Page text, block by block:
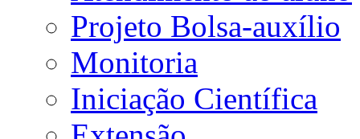
Projeto Bolsa-auxílio
Monitoria
Iniciação Científica